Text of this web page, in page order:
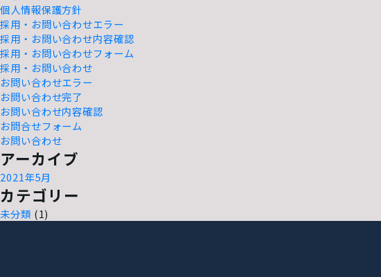
個人情報保護方針
採用・お問い合わせエラー
採用・お問い合わせ内容確認
採用・お問い合わせフォーム
採用・お問い合わせ
お問い合わせエラー
お問い合わせ完了
お問い合わせ内容確認
お問合せフォーム
お問い合わせ
アーカイブ
2021年5月
カテゴリー
未分類 (1)